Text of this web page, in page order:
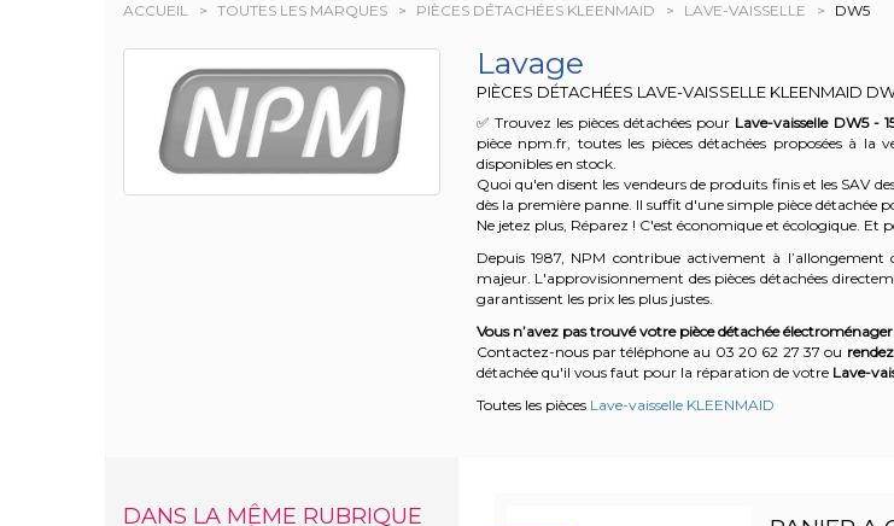
ACCUEIL TOUTES LES MARQUES PIÈCES DÉTACHÉES KLEENMAID LAVE-VAISSELLE DW5
Lavage
PIÈCES DÉTACHÉES LAVE-VAISSELLE KLEENMAID
✅ Trouvez les pièces détachées pour Lave-vaisselle DW5 -
pièce npm.fr, toutes les pièces détachées proposées à la
disponibles en stock.
Quoi qu'en disent les vendeurs de produits finis et les SAV
dès la première panne. Il suffit d'une simple pièce détachée
Ne jetez plus, Réparez ! C'est économique et écologique. Et
Depuis 1987, NPM contribue activement à
majeur. L'approvisionnement des pièces détachées
garantissent les prix les plus justes.
Vous n’avez pas trouvé votre pièce détachée
Contactez-nous par téléphone au 03 20 62 27 37 ou
détachée qu'il vous faut pour la réparation de votre Lave-
Toutes les pièces Lave-vaisselle KLEENMAID
DANS LA MÊME RUBRIQUE